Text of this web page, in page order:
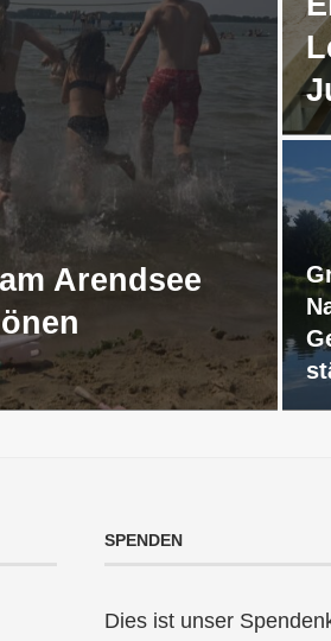
Arendsee
SPENDEN
Dies ist unser